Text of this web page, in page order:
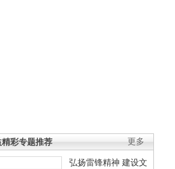
更多
彩专题推荐
弘扬雷锋精神 建设文